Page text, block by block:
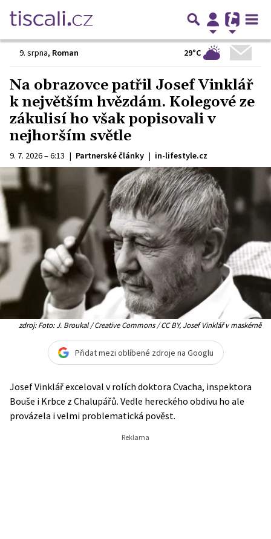
9. srpna, Roman 29°C
Na obrazovce patřil Josef Vinklář
k největším hvězdám. Kolegové ze
zákulisí ho však popisovali v
nejhorším světle
9. 7. 2026 – 6:13 | Partnerské články | in-lifestyle.cz
zdroj: Foto: J. Broukal / Creative Commons / CC BY, Josef Vinklář v maskérně
Přidat mezi oblíbené zdroje na Googlu
Josef Vinklář exceloval v rolích doktora Cvacha, inspektora
Bouše i Krbce z Chalupářů. Vedle hereckého obdivu ho ale
provázela i velmi problematická pověst.